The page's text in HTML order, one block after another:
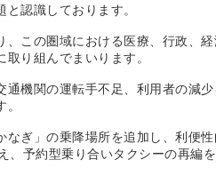
認識しております。
この圏域における医療、行政、
り組んでまいります。
機関の運転手不足、利用者の減
ぎ」の乗降場所を追加し、利便
、予約型乗り合いタクシーの再編